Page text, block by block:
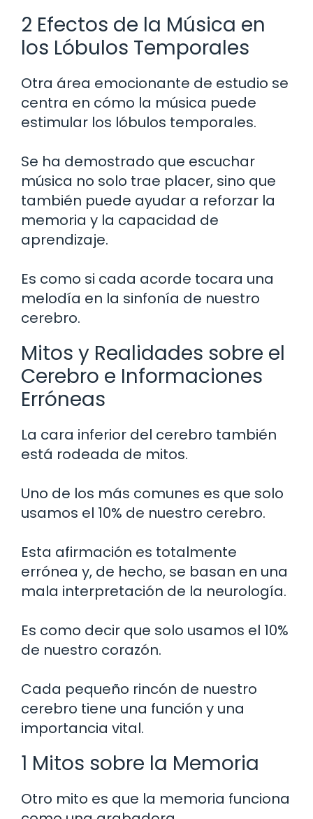
2 Efectos de la Música en
los Lóbulos Temporales
Otra área emocionante de estudio se
centra en cómo la música puede
estimular los lóbulos temporales.
Se ha demostrado que escuchar
música no solo trae placer, sino que
también puede ayudar a reforzar la
memoria y la capacidad de
aprendizaje.
Es como si cada acorde tocara una
melodía en la sinfonía de nuestro
cerebro.
Mitos y Realidades sobre el
Cerebro e Informaciones
Erróneas
La cara inferior del cerebro también
está rodeada de mitos.
Uno de los más comunes es que solo
usamos el 10% de nuestro cerebro.
Esta afirmación es totalmente
errónea y, de hecho, se basan en una
mala interpretación de la neurología.
Es como decir que solo usamos el 10%
de nuestro corazón.
Cada pequeño rincón de nuestro
cerebro tiene una función y una
importancia vital.
1 Mitos sobre la Memoria
Otro mito es que la memoria funciona